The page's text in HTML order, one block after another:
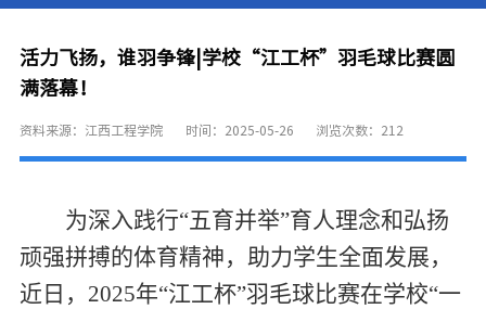
活力飞扬，谁羽争锋|学校“江工杯”羽毛球比赛圆
满落幕！
资料来源：江西工程学院 时间：2025-05-26 浏览次数： 212
为深入践行“五育并举”育人理念和弘扬
顽强拼搏的体育精神，助力学生全面发展，
近日， 2025年“江工杯”羽毛球比赛在学校“一